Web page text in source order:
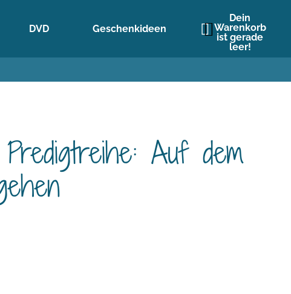
DVD Geschenkideen
Dein
Warenkorb
ist gerade
leer!
Auf dem